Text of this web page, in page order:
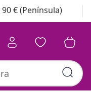
€ (Península)